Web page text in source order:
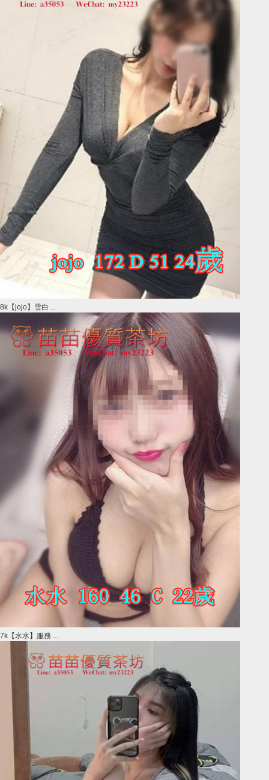
8k【jojo】雪白 ...
7k【水水】服務 ...